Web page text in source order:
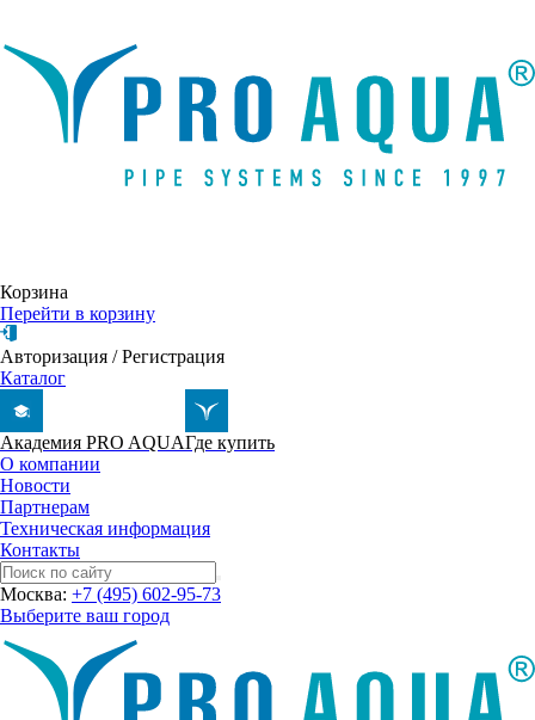
Корзина
Перейти в корзину
Авторизация /Регистрация
Каталог
Академия PRO AQUAГде купить
О компании
Новости
Партнерам
Техническая информация
Контакты
Москва: +7 (495) 602-95-73
Выберите ваш город